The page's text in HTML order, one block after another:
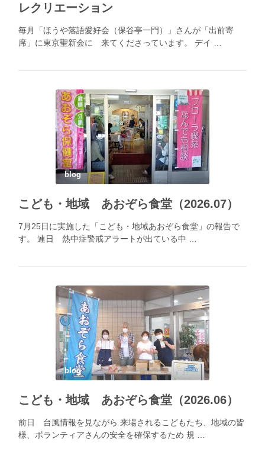
レクリエーション
毎月「ほうや落語愛好会（保谷亭一門）」さんが「出前寄
席」に東京聖新会に 来てくださっています。 デイ …
blog
こども・地域 あおぞら食堂（2026.07）
7月25日に実施した「こども・地域あおぞら食堂」の報告で
す。 連日 熱中症警戒アラートが出ている中 …
blog
こども・地域 あおぞら食堂（2026.06）
前日 台風情報を見ながら 来場されるこどもたち、地域の皆
様、ボランティアさんの安全を確保するため 規 …